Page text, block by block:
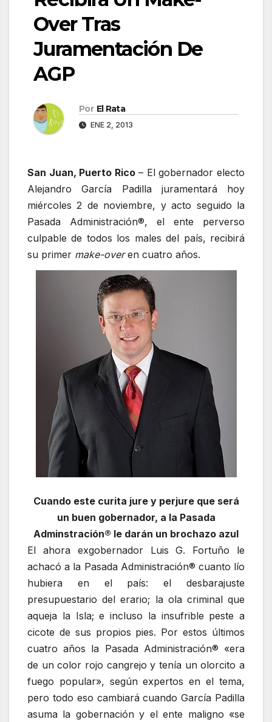
Over Tras
Juramentación De
AGP
Por El Rata
ENE 2, 2013
San Juan, Puerto Rico– El gobernador electo
Alejandro García Padilla juramentará hoy
miércoles 2 de noviembre, y acto seguido la
Pasada Administración®, el ente perverso
culpable de todos los males del país, recibirá
su primer make-overen cuatro años.
Cuando este curita jure y perjure que será
un buen gobernador, a la Pasada
Adminstración® le darán un brochazo azul
El ahora exgobernador Luis G. Fortuño le
achacó a la Pasada Administración® cuanto lío
hubiera en el país: el desbarajuste
presupuestario del erario; la ola criminal que
aqueja la Isla; e incluso la insufrible peste a
cicote de sus propios pies. Por estos últimos
cuatro años la Pasada Administración® «era
de un color rojo cangrejo y tenía un olorcito a
fuego popular», según expertos en el tema,
pero todo eso cambiará cuando García Padilla
asuma la gobernación y el ente maligno «se